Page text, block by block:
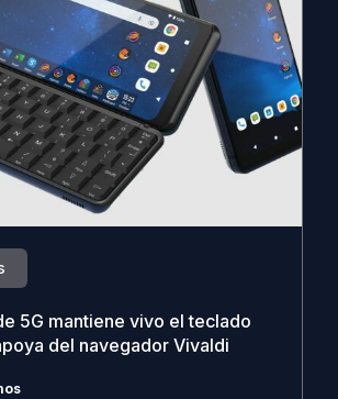
5G mantiene vivo el teclado
del navegador Vivaldi